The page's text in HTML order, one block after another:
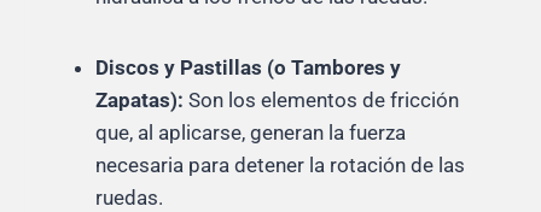
Discos y Pastillas (o Tambores y
Zapatas): Son los elementos de fricción
que, al aplicarse, generan la fuerza
necesaria para detener la rotación de las
ruedas.